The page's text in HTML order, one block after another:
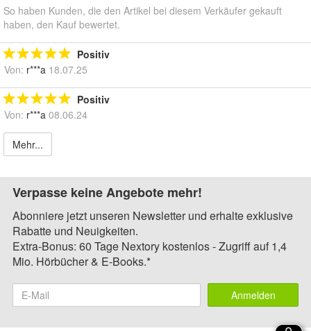
So haben Kunden, die den Artikel bei diesem Verkäufer gekauft
haben, den Kauf bewertet.
Positiv
Von: r***a 18.07.25
Positiv
Von: r***a 08.06.24
Mehr...
Verpasse keine Angebote mehr!
Abonniere jetzt unseren Newsletter und erhalte exklusive
Rabatte und Neuigkeiten.
Extra-Bonus: 60 Tage Nextory kostenlos - Zugriff auf 1,4
Mio. Hörbücher & E-Books.*
Anmelden